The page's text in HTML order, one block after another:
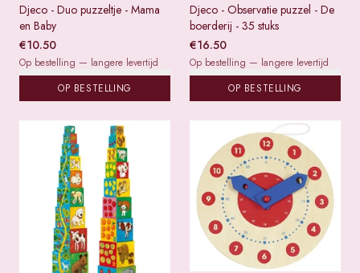
Djeco - Duo puzzeltje - Mama
en Baby
€10.50
Op bestelling — langere levertijd
OP BESTELLING
Djeco - Observatie puzzel - De
boerderij - 35 stuks
€16.50
Op bestelling — langere levertijd
OP BESTELLING